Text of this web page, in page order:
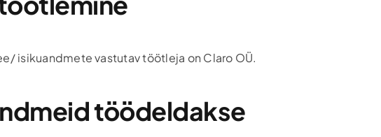
isikuandmete vastutav töötleja on Claro OÜ.
töödeldakse